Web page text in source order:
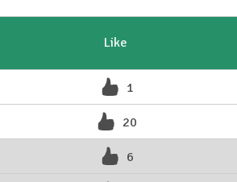
Like
1
20
6